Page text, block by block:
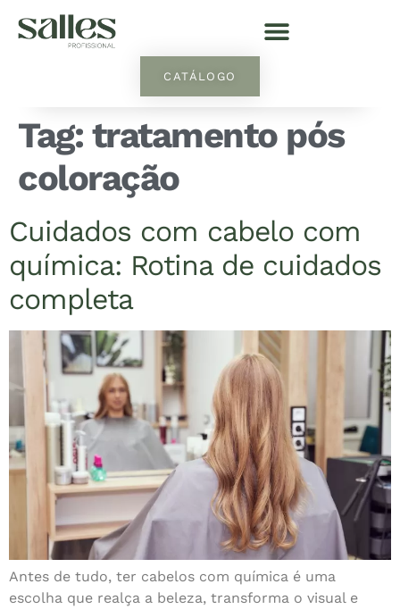
CATÁLOGO
Tag: tratamento pós
coloração
Cuidados com cabelo com
química: Rotina de cuidados
completa
Antes de tudo, ter cabelos com química é uma
escolha que realça a beleza, transforma o visual e